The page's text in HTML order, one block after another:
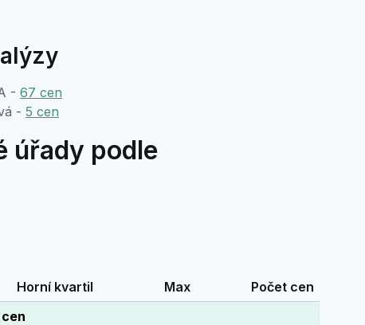
- 67 cen
- 5 cen
úřady podle
Horní kvartil Max
Počet cen